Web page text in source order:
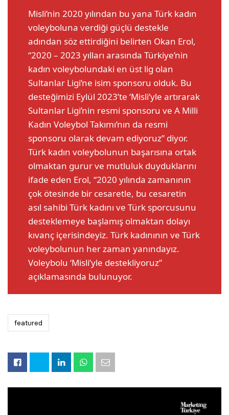
Misli’nin 2020 yılından bu yana Türk kadın
voleyboluna verdiği güçlü destekle
adından söz ettirdiğini belirten Okan Erol,
“2020 – 2023 yılları arasında Türkiye’nin
kadın voleybolundaki en üst lig olan
Sultanlar Ligi’ne isim sponsoru olduk. Bu
desteğimizi Eylül 2023’te ‘Misli’yle artırarak
Sultanlar Ligi’nin resmi sponsoru ve A Milli
Kadın Voleybol Takımı’nın da resmi
sponsoru olarak devam ediyoruz” diyor.
Türk kadın voleybolunun başarısına ortak
olmaktan gurur ve mutluluk duyduklarını
ifade eden Erol, “2020 yılında zamanının
çok ötesinde bir cesaretle, bu cesaretin
asıl sahibi Türk kadını ve Türk sporcusunu
desteklemeye başlamış olmaktan dolayı
kıvanç içerisindeyiz. Türk kadınının ve Türk
voleybolunun her zaman yanındayız.
Voleybolu ‘Misli’yle destekliyoruz”
açıklamasında bulunuyor.
featured